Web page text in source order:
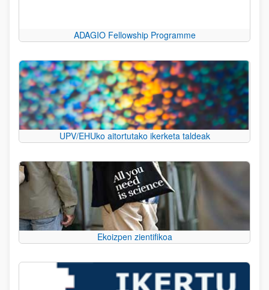
ADAGIO Fellowship Programme
UPV/EHUko aitortutako ikerketa taldeak
Ekoizpen zientifikoa